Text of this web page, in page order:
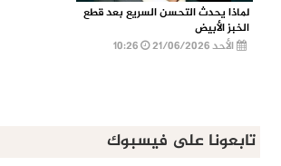
لماذا يحدث التحسن السريع بعد قطع
الخبز الأبيض
الأحد 21/06/2026
تابعونا على فيسبوك